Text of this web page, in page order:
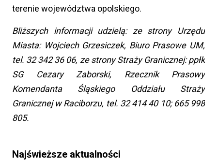
terenie województwa opolskiego.
Bliższych informacji udzielą: ze strony Urzędu
Miasta: Wojciech Grzesiczek, Biuro Prasowe UM,
tel. 32 342 36 06, ze strony Straży Granicznej: ppłk
SG Cezary Zaborski, Rzecznik Prasowy
Komendanta Śląskiego Oddziału Straży
Granicznej w Raciborzu, tel. 32 414 40 10; 665 998
805.
Najświeższe aktualności